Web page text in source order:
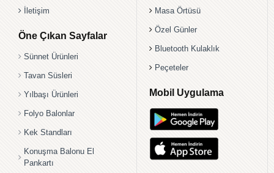
İletişim
Öne Çıkan Sayfalar
Sünnet Ürünleri
Tavan Süsleri
Yılbaşı Ürünleri
Folyo Balonlar
Kek Standları
Konuşma Balonu El
Pankartı
Masa Örtüsü
Özel Günler
Bluetooth Kulaklık
Peçeteler
Mobil Uygulama